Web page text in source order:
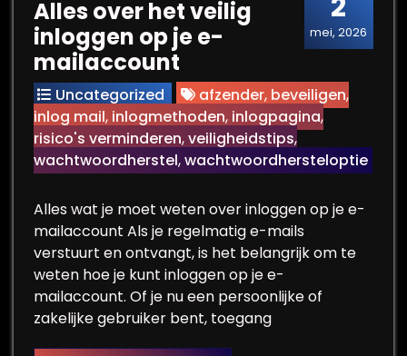
mei, 2026
Alles over het veilig
inloggen op je e-
mailaccount
Uncategorized afzender, beveiligen,
inlog mail, inlogmethoden, inlogpagina,
risico's verminderen,veiligheidstips,
wachtwoordherstel,wachtwoordhersteloptie
Alles wat je moet weten over inloggen op je e-
mailaccount Als je regelmatig e-mails
verstuurt en ontvangt, is het belangrijk om te
weten hoe je kunt inloggen op je e-
mailaccount. Of je nu een persoonlijke of
zakelijke gebruiker bent, toegang